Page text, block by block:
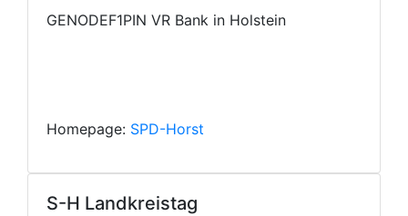
S-H Landkreistag
GENODEF1PIN VR Bank in Holstein
Homepage: SPD-Horst